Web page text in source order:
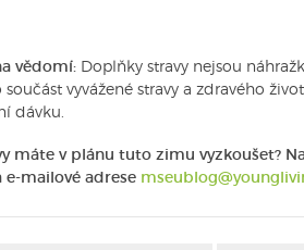
vědomí: Doplňky stravy nejsou
vyvážené stravy a zdravého
dávku.
máte v plánu tuto zimu vyzkoušet?
mailové adrese